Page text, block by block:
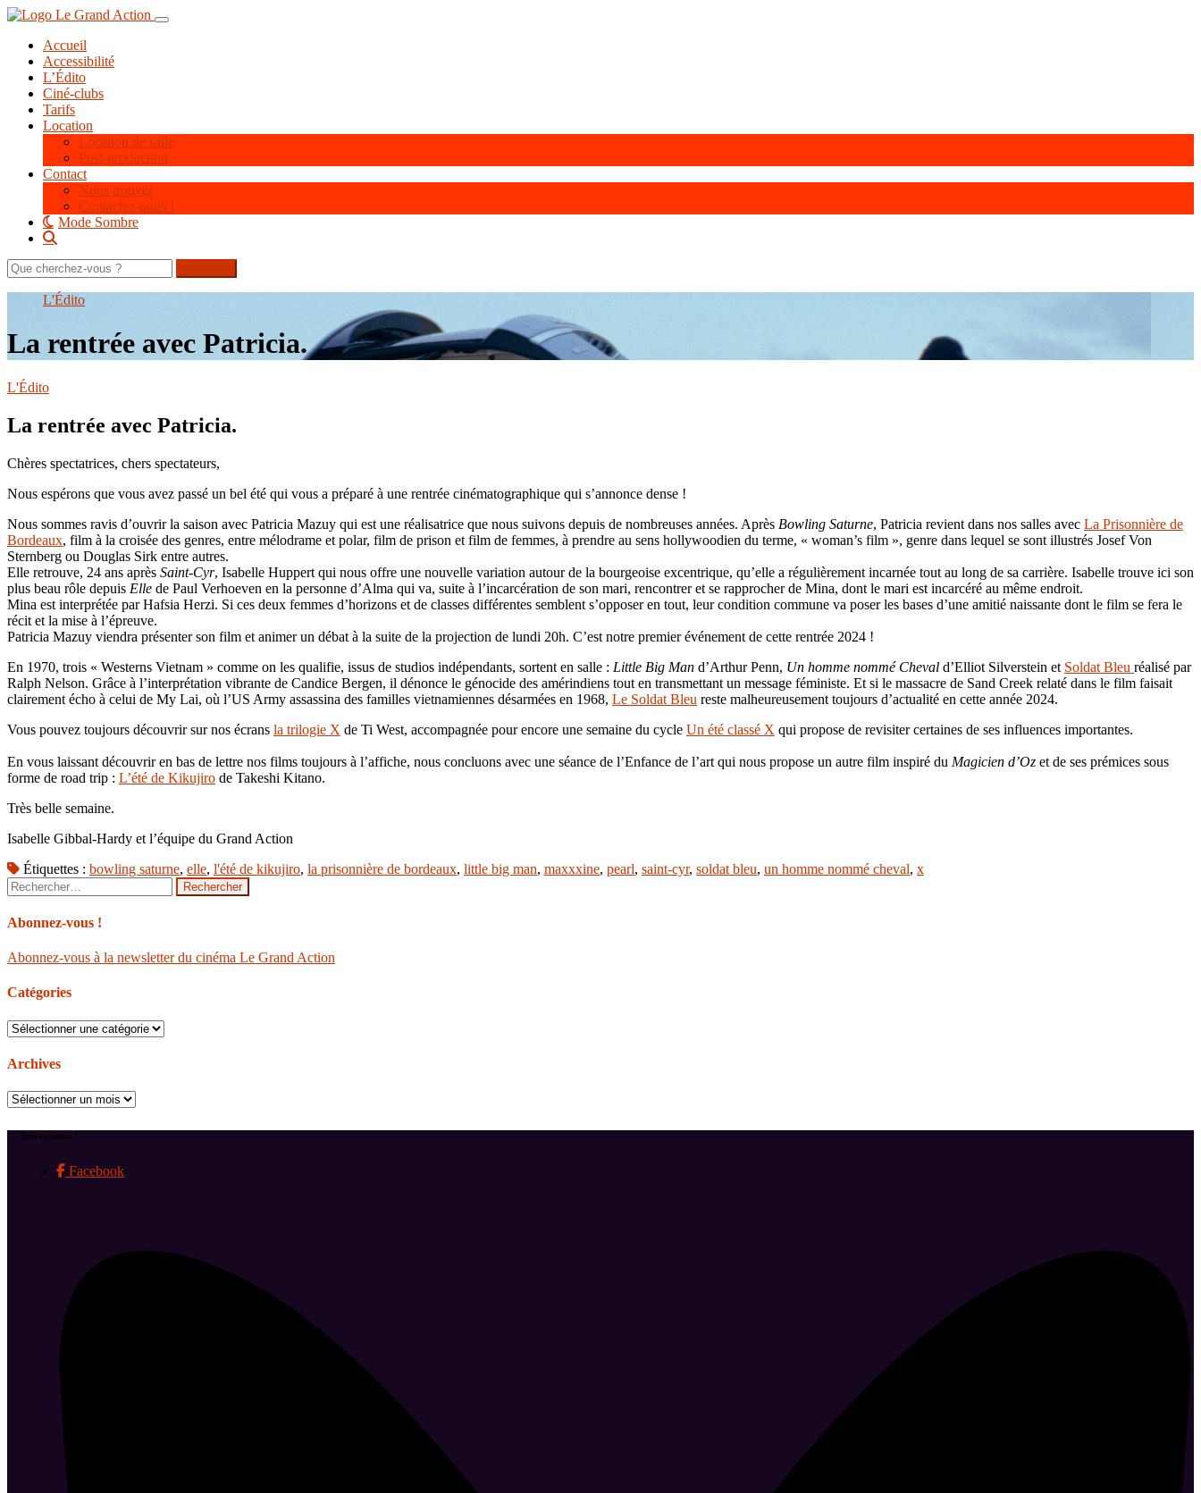
Aller
contenu
principal
Toggle navigation
Accueil
Accessibilité
L’Édito
Ciné-clubs
Tarifs
Location
Location de salle
Post-production
Contact
Nous trouver
Contactez-nous !
Mode Sombre
Rechercher
sur
L'Édito
La rentrée avec Patricia.
L'Édito
La rentrée avec Patricia.
Chères spectatrices, chers spectateurs,
Nous espérons que vous avez passé un bel été qui vous a préparé à une rentrée cinématographique qui s’annonce dense !
Nous sommes ravis d’ouvrir la saison avec Patricia Mazuy qui est une réalisatrice que nous suivons depuis de nombreuses années. Après Bowling Saturne, Patricia revient dans nos salles avec La Prisonnière de
Bordeaux, film à la croisée des genres, entre mélodrame et polar, film de prison et film de femmes, à prendre au sens hollywoodien du terme, « woman’s film », genre dans lequel se sont illustrés Josef Von
Sternberg ou Douglas Sirk entre autres.
Elle retrouve, 24 ans après Saint-Cyr, Isabelle Huppert qui nous offre une nouvelle variation autour de la bourgeoise excentrique, qu’elle a régulièrement incarnée tout au long de sa carrière. Isabelle trouve ici son
plus beau rôle depuis Elle de Paul Verhoeven en la personne d’Alma qui va, suite à l’incarcération de son mari, rencontrer et se rapprocher de Mina, dont le mari est incarcéré au même endroit.
Mina est interprétée par Hafsia Herzi. Si ces deux femmes d’horizons et de classes différentes semblent s’opposer en tout, leur condition commune va poser les bases d’une amitié naissante dont le film se fera le
récit et la mise à l’épreuve.
Patricia Mazuy viendra présenter son film et animer un débat à la suite de la projection de lundi 20h. C’est notre premier événement de cette rentrée 2024 !
En 1970, trois « Westerns Vietnam » comme on les qualifie, issus de studios indépendants, sortent en salle : Little Big Man d’Arthur Penn, Un homme nommé Cheval d’Elliot Silverstein et Soldat Bleu réalisé par
Ralph Nelson. Grâce à l’interprétation vibrante de Candice Bergen, il dénonce le génocide des amérindiens tout en transmettant un message féministe. Et si le massacre de Sand Creek relaté dans le film faisait
clairement écho à celui de My Lai, où l’US Army assassina des familles vietnamiennes désarmées en 1968, Le Soldat Bleu reste malheureusement toujours d’actualité en cette année 2024.
Vous pouvez toujours découvrir sur nos écrans la trilogie X de Ti West, accompagnée pour encore une semaine du cycle Un été classé X qui propose de revisiter certaines de ses influences importantes.
En vous laissant découvrir en bas de lettre nos films toujours à l’affiche, nous concluons avec une séance de l’Enfance de l’art qui nous propose un autre film inspiré du Magicien d’Oz et de ses prémices sous
forme de road trip : L’été de Kikujiro de Takeshi Kitano.
Très belle semaine.
Isabelle Gibbal-Hardy et l’équipe du Grand Action
Étiquettes : bowling saturne, elle, l'été de kikujiro, la prisonnière de bordeaux, little big man, maxxxine, pearl, saint-cyr, soldat bleu, un homme nommé cheval, x
Rechercher :
Abonnez-vous !
Abonnez-vous à la newsletter du cinéma Le Grand Action
Catégories
Catégories
Archives
Archives
Suivez-nous !
Facebook